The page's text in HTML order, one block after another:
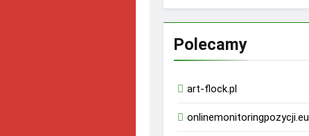
Polecamy
art-flock.pl
onlinemonitoringpozycji.eu